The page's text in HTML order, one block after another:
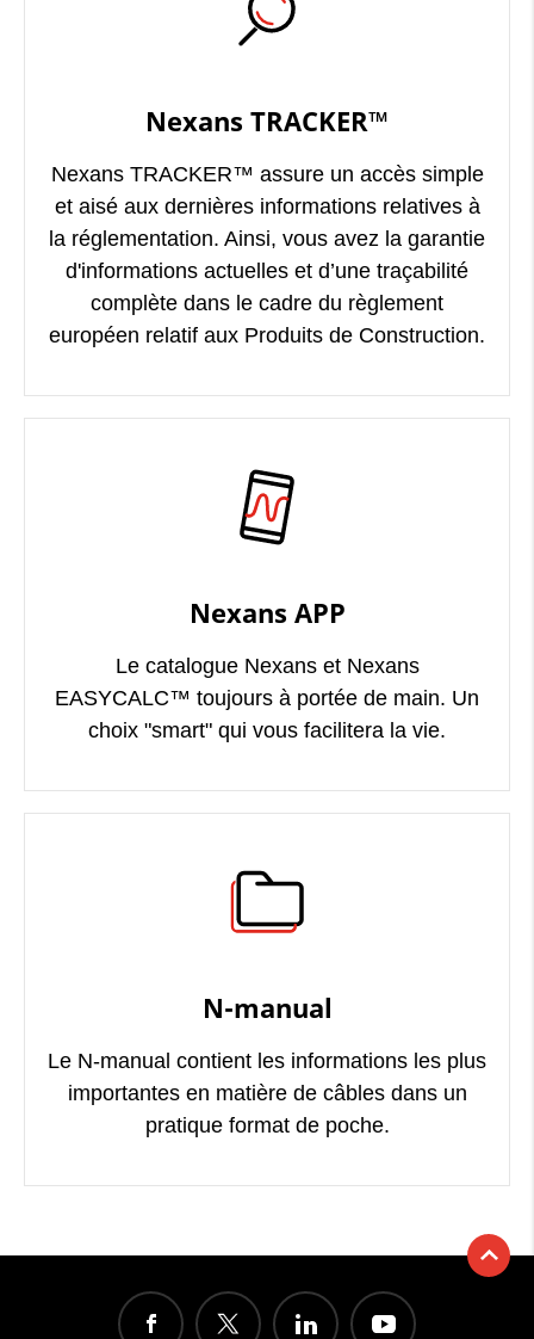
Nexans TRACKER™
Nexans TRACKER™ assure un accès simple
et aisé aux dernières informations relatives à
la réglementation. Ainsi, vous avez la garantie
d'informations actuelles et d’une traçabilité
complète dans le cadre du règlement
européen relatif aux Produits de Construction.
Nexans APP
Le catalogue Nexans et Nexans
EASYCALC™ toujours à portée de main. Un
choix "smart" qui vous facilitera la vie.
N-manual
Le N-manual contient les informations les plus
importantes en matière de câbles dans un
pratique format de poche.